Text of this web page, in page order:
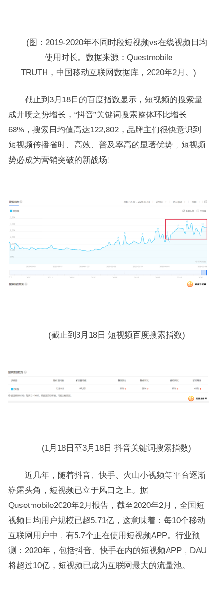
(图：2019-2020年不同时段短视频vs在线视频日均
使用时长。数据来源：Questmobile
TRUTH，中国移动互联网数据库，2020年2月。)
截止到3月18日的百度指数显示，短视频的搜索量
成井喷之势增长，“抖音”关键词搜索整体环比增长
68%，搜索日均值高达122,802，品牌主们很快意识到
短视频传播省时、高效、普及率高的显著优势，短视频
势必成为营销突破的新战场!
(截止到3月18日 短视频百度搜索指数)
(1月18日至3月18日 抖音关键词搜索指数)
近几年，随着抖音、快手、火山小视频等平台逐渐
崭露头角，短视频已立于风口之上。据
Qusetmobile2020年2月报告，截至2020年2月，全国短
视频日均用户规模已超5.71亿，这意味着：每10个移动
互联网用户中，有5.7个正在使用短视频APP。行业预
测：2020年，包括抖音、快手在内的短视频APP，DAU
将超过10亿，短视频已成为互联网最大的流量池。